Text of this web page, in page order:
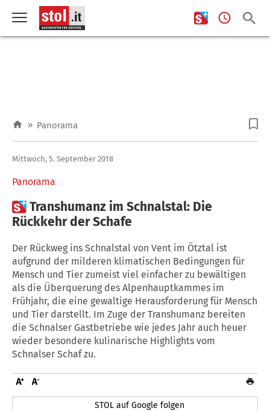
» Panorama
Panorama
Mittwoch, 5. September 2018
Transhumanz im Schnalstal: Die
Rückkehr der Schafe
Der Rückweg ins Schnalstal von Vent im Ötztal ist
aufgrund der milderen klimatischen Bedingungen für
Mensch und Tier zumeist viel einfacher zu bewältigen
als die Überquerung des Alpenhauptkammes im
Frühjahr, die eine gewaltige Herausforderung für Mensch
und Tier darstellt. Im Zuge der Transhumanz bereiten
die Schnalser Gastbetriebe wie jedes Jahr auch heuer
wieder besondere kulinarische Highlights vom
Schnalser Schaf zu.
STOL auf Google folgen